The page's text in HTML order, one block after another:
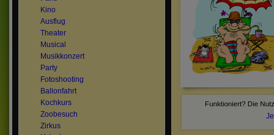
Kino
Ausflug
Theater
Musical
Musikkonzert
Party
Fotoshooting
Ballonfahrt
Kochkurs
Zoobesuch
Zirkus